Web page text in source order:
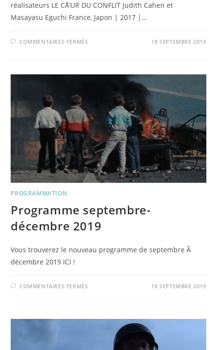
réalisateurs LE CÅ’UR DU CONFLIT Judith Cahen et
Masayasu Eguchi France, Japon | 2017 |…
COMMENTAIRES FERMÉSSUR 18 SEPTEMBRE 2019
PROGRAMMATION
Programme septembre-
décembre 2019
Vous trouverez le nouveau programme de septembre Ã
décembre 2019 ICI !
COMMENTAIRES FERMÉSSUR 10 SEPTEMBRE 2019